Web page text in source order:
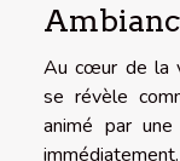
Au cœur de la
se révèle
animé par